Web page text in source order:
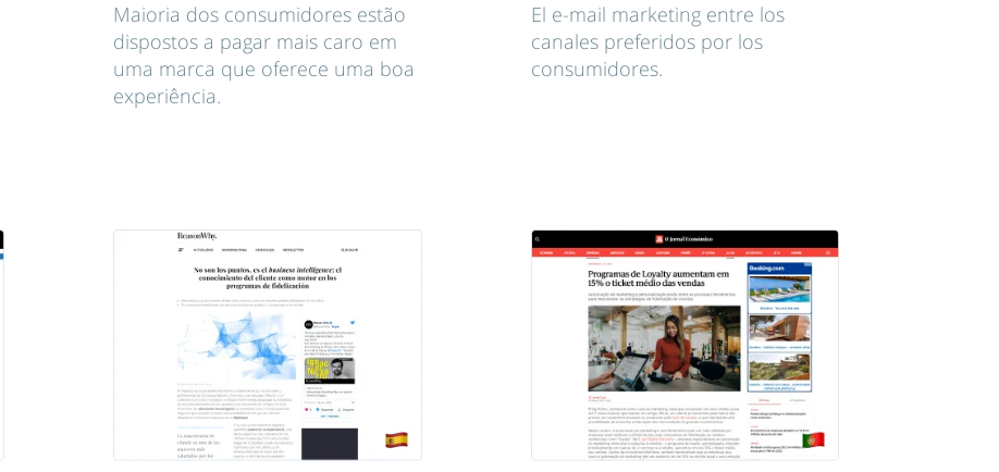
Maioria dos consumidores estão
dispostos a pagar mais caro em
uma marca que oferece uma boa
experiência.
El e-mail marketing entre los
canales preferidos por los
consumidores.